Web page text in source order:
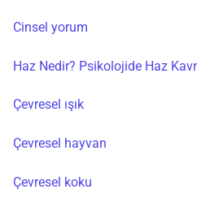
Cinsel yorum
Haz Nedir? Psikolojide Haz
Çevresel ışık
Çevresel hayvan
Çevresel koku